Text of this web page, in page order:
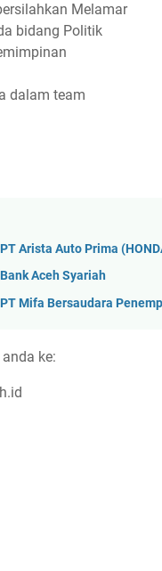
Melamar
bidang Politik
dalam team
Arista Auto Prima
Aceh Syariah
Mifa Bersaudara
ke: